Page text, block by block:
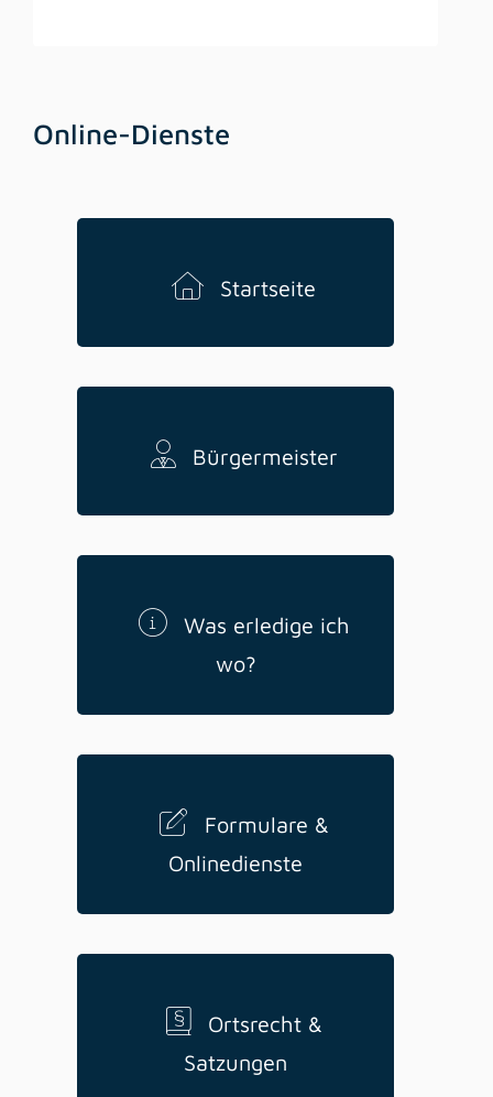
Online-Dienste
Startseite
Bürgermeister
Was erledige ich
wo?
Formulare &
Onlinedienste
Ortsrecht &
Satzungen